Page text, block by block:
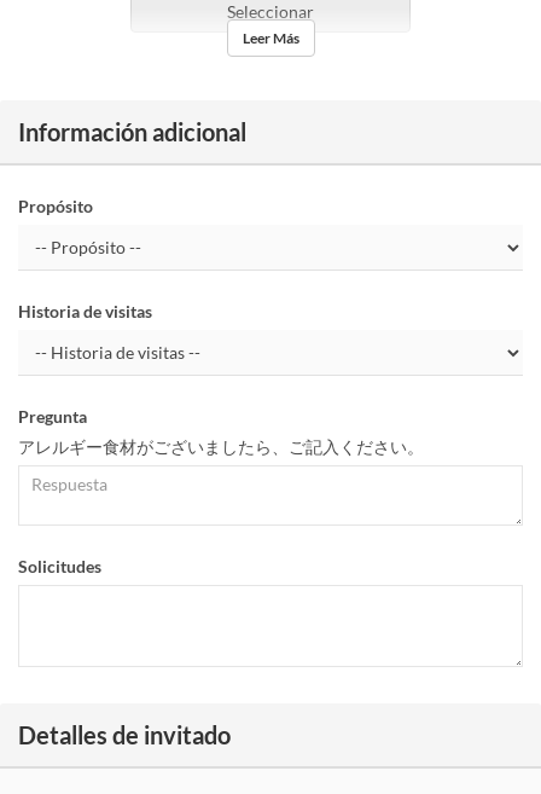
Seleccionar
Leer Más
Información adicional
Propósito
Historia de visitas
Pregunta
アレルギー食材がございましたら、ご記入ください。
Solicitudes
Detalles de invitado